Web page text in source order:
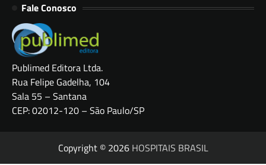
Fale Conosco
Publimed Editora Ltda.
Rua Felipe Gadelha, 104
Sala 55 – Santana
CEP: 02012-120 – São Paulo/SP
Copyright © 2026 HOSPITAIS BRASIL